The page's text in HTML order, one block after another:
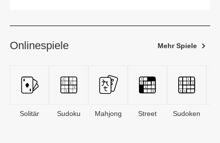
Onlinespiele Mehr Spiele
Solitär Sudoku Mahjong Street Sudoken